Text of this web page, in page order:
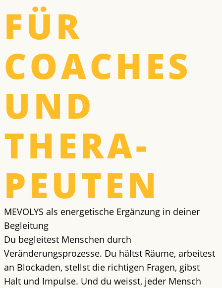
FÜR
COACHES
UND
THERA­
PEUTEN
MEVOLYS als energetische Ergänzung in deiner
Begleitung
Du begleitest Menschen durch
Veränderungsprozesse. Du hältst Räume, arbeitest
an Blockaden, stellst die richtigen Fragen, gibst
Halt und Impulse. Und du weisst, jeder Mensch